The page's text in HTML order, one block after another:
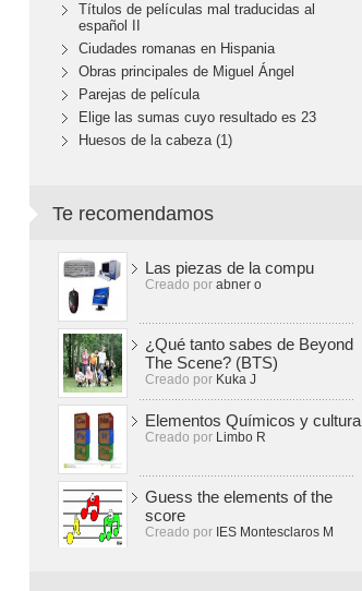
Títulos de películas mal traducidas al
español II
Ciudades romanas en Hispania
Obras principales de Miguel Ángel
Parejas de película
Elige las sumas cuyo resultado es 23
Huesos de la cabeza (1)
Te recomendamos
Las piezas de la compu
Creado por abner o
¿Qué tanto sabes de Beyond
The Scene? (BTS)
Creado por Kuka J
Elementos Químicos y cultura
Creado por Limbo R
Guess the elements of the
score
Creado por IES Montesclaros M